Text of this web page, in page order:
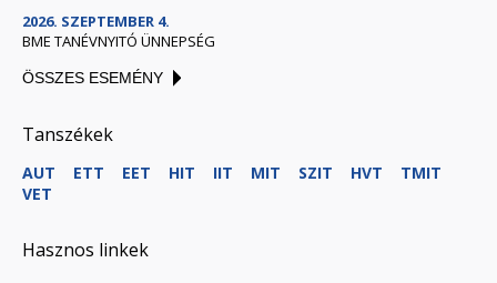
2026. SZEPTEMBER 4.
BME TANÉVNYITÓ ÜNNEPSÉG
ÖSSZES ESEMÉNY
Tanszékek
AUT ETT EET HIT IIT MIT SZIT HVT
TMIT
VET
Hasznos linkek